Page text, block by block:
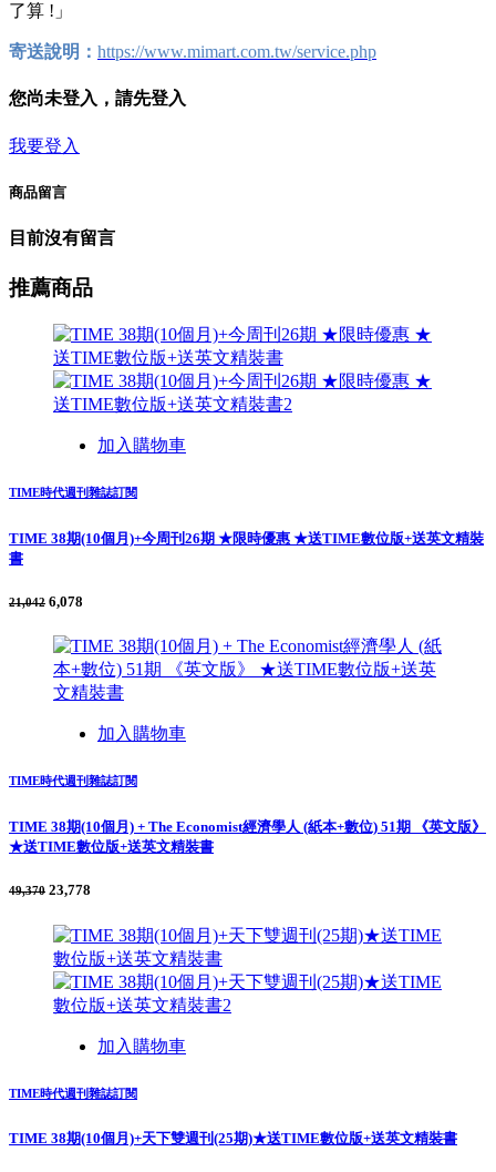
了算 !」
寄送說明： https://www.mimart.com.tw/service.php
您尚未登入，請先登入
我要登入
商品留言
目前沒有留言
推薦商品
加入購物車
TIME時代週刊雜誌訂閱
TIME 38期(10個月)+今周刊26期 ★限時優惠 ★送TIME數位版+送英文精裝
書
21,042 6,078
加入購物車
TIME時代週刊雜誌訂閱
TIME 38期(10個月) + The Economist經濟學人 (紙本+數位) 51期 《英文版》
★送TIME數位版+送英文精裝書
49,370 23,778
加入購物車
TIME時代週刊雜誌訂閱
TIME 38期(10個月)+天下雙週刊(25期)★送TIME數位版+送英文精裝書